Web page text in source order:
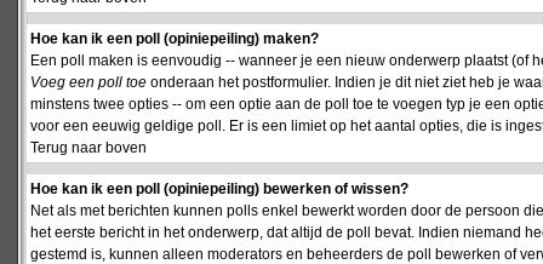
Hoe kan ik een poll (opiniepeiling) maken?
Een poll maken is eenvoudig -- wanneer je een nieuw onderwerp plaatst (of
Voeg een poll toe onderaan het postformulier. Indien je dit niet ziet heb je
minstens twee opties -- om een optie aan de poll toe te voegen typ je een
voor een eeuwig geldige poll. Er is een limiet op het aantal opties, die is
Terug naar boven
Hoe kan ik een poll (opiniepeiling) bewerken of wissen?
Net als met berichten kunnen polls enkel bewerkt worden door de persoon
het eerste bericht in het onderwerp, dat altijd de poll bevat. Indien niemand
gestemd is, kunnen alleen moderators en beheerders de poll bewerken of